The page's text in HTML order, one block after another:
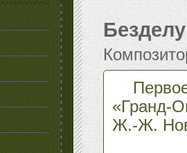
«Гранд-
Ж.-Ж.